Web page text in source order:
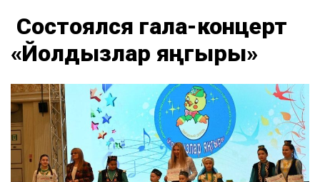
Состоялся гала-концерт
«Йолдызлар яңгыры»